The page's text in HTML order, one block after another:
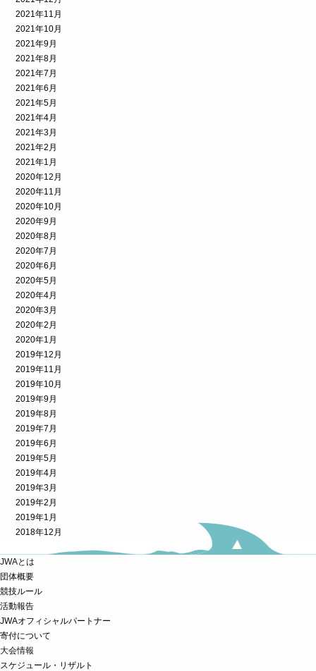
2021年11月
2021年10月
2021年9月
2021年8月
2021年7月
2021年6月
2021年5月
2021年4月
2021年3月
2021年2月
2021年1月
2020年12月
2020年11月
2020年10月
2020年9月
2020年8月
2020年7月
2020年6月
2020年5月
2020年4月
2020年3月
2020年2月
2020年1月
2019年12月
2019年11月
2019年10月
2019年9月
2019年8月
2019年7月
2019年6月
2019年5月
2019年4月
2019年3月
2019年2月
2019年1月
2018年12月
JWAとは
団体概要
競技ルール
活動報告
JWAオフィシャルパートナー
寄付について
大会情報
スケジュール・リザルト